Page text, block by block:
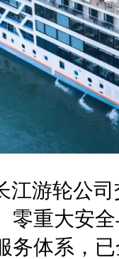
游轮公司
零重大安
务体系，